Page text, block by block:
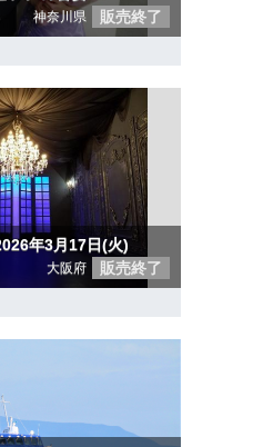
神奈川県 販売終了
年3月17日(火)
大阪府 販売終了